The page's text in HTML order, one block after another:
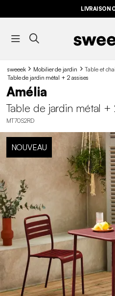
LIVRAISON
sweeek Mobilier de jardin
Table et
Table de jardin métal + 2 assises
Amélia
Table de jardin métal +
MT70S2RD
NOUVEAU